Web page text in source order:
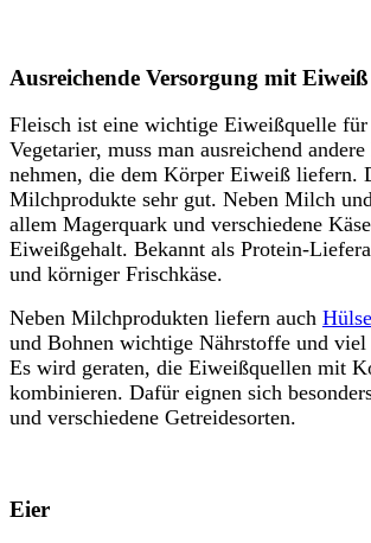
Ausreichende Versorgung mit Eiweiß
Fleisch ist eine wichtige Eiweißquelle
Vegetarier, muss man ausreichend
nehmen, die dem Körper Eiweiß liefern.
Milchprodukte sehr gut. Neben Milch
allem Magerquark und verschiedene
Eiweißgehalt. Bekannt als Protein-
und körniger Frischkäse.
Neben Milchprodukten liefern auch
und Bohnen wichtige Nährstoffe und
Es wird geraten, die Eiweißquellen mit
kombinieren. Dafür eignen sich
und verschiedene Getreidesorten.
Eier